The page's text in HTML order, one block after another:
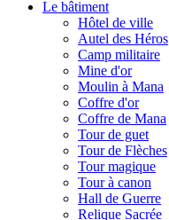
Le bâtiment
Hôtel de ville
Autel des Héros
Camp militaire
Mine d'or
Moulin à Mana
Coffre d'or
Coffre de Mana
Tour de guet
Tour de Flèches
Tour magique
Tour à canon
Hall de Guerre
Relique Sacrée